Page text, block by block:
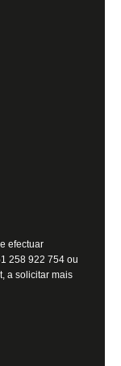
efectuar
258 922 754 ou
a solicitar mais